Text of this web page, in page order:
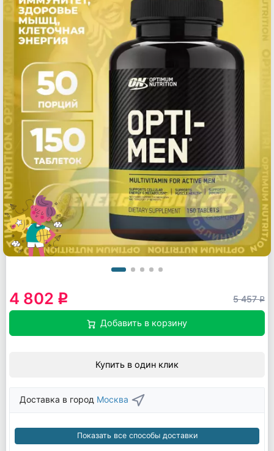
4 802 q 5 457q
Добавить в корзину
Купить в один клик
Доставка в город Москва
Показать все способы доставки